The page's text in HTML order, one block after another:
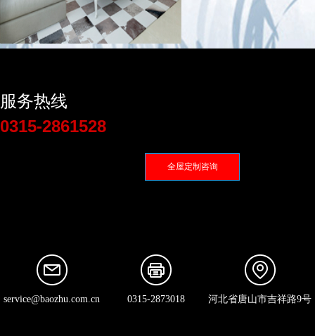
服务热线
0315-2861528
service@baozhu.com.cn 0315-2873018 河北省唐山市吉祥路9号
全屋定制咨询